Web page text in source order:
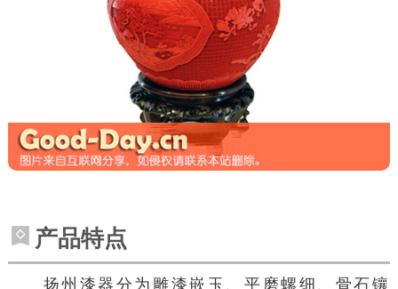
产品特点
扬州漆器分为雕漆嵌玉、平磨螺细、骨石镶